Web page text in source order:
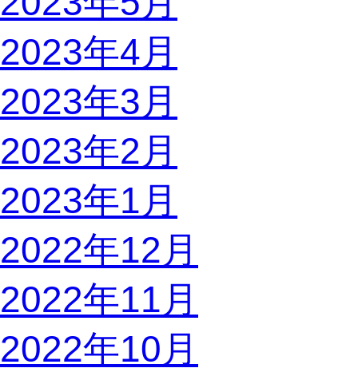
2023年4月
2023年3月
2023年2月
2023年1月
2022年12月
2022年11月
2022年10月